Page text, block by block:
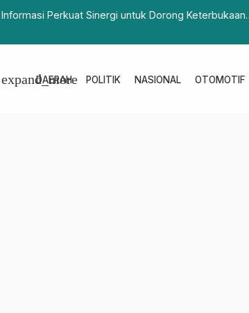
Sulbar dan Mateng Sepakati Porprov V Diundur
DAERAH
expand_more POLITIK NASIONAL OTOMOTIF